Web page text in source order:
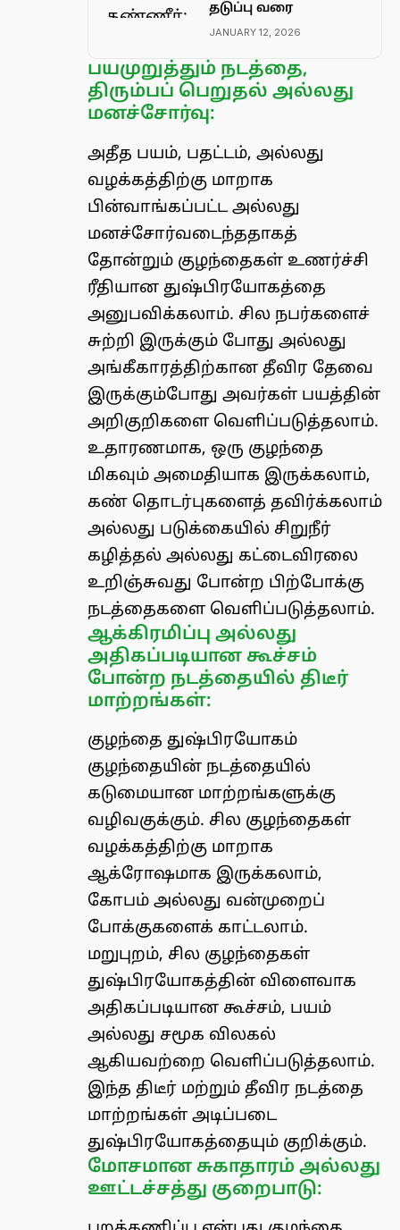
தடுப்பு வரை
JANUARY 12, 2026
பயமுறுத்தும் நடத்தை,
திரும்பப் பெறுதல் அல்லது
மனச்சோர்வு:
அதீத பயம், பதட்டம், அல்லது
வழக்கத்திற்கு மாறாக
பின்வாங்கப்பட்ட அல்லது
மனச்சோர்வடைந்ததாகத்
தோன்றும் குழந்தைகள் உணர்ச்சி
ரீதியான துஷ்பிரயோகத்தை
அனுபவிக்கலாம். சில நபர்களைச்
சுற்றி இருக்கும் போது அல்லது
அங்கீகாரத்திற்கான தீவிர தேவை
இருக்கும்போது அவர்கள் பயத்தின்
அறிகுறிகளை வெளிப்படுத்தலாம்.
உதாரணமாக, ஒரு குழந்தை
மிகவும் அமைதியாக இருக்கலாம்,
கண் தொடர்புகளைத் தவிர்க்கலாம்
அல்லது படுக்கையில் சிறுநீர்
கழித்தல் அல்லது கட்டைவிரலை
உறிஞ்சுவது போன்ற பிற்போக்கு
நடத்தைகளை வெளிப்படுத்தலாம்.
ஆக்கிரமிப்பு அல்லது
அதிகப்படியான கூச்சம்
போன்ற நடத்தையில் திடீர்
மாற்றங்கள்:
குழந்தை துஷ்பிரயோகம்
குழந்தையின் நடத்தையில்
கடுமையான மாற்றங்களுக்கு
வழிவகுக்கும். சில குழந்தைகள்
வழக்கத்திற்கு மாறாக
ஆக்ரோஷமாக இருக்கலாம்,
கோபம் அல்லது வன்முறைப்
போக்குகளைக் காட்டலாம்.
மறுபுறம், சில குழந்தைகள்
துஷ்பிரயோகத்தின் விளைவாக
அதிகப்படியான கூச்சம், பயம்
அல்லது சமூக விலகல்
ஆகியவற்றை வெளிப்படுத்தலாம்.
இந்த திடீர் மற்றும் தீவிர நடத்தை
மாற்றங்கள் அடிப்படை
துஷ்பிரயோகத்தையும் குறிக்கும்.
மோசமான சுகாதாரம் அல்லது
ஊட்டச்சத்து குறைபாடு: